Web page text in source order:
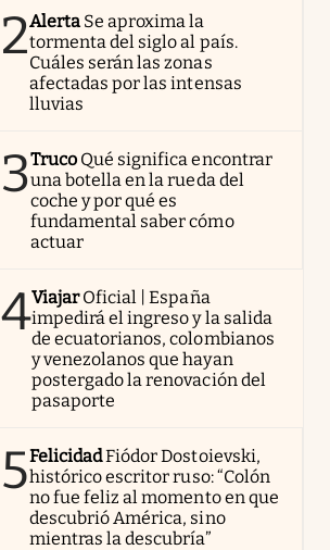
2Alerta Se aproxima la
tormenta del siglo al país.
Cuáles serán las zonas
afectadas por las intensas
lluvias
3Truco Qué significa encontrar
una botella en la rueda del
coche y por qué es
fundamental saber cómo
actuar
4Viajar Oficial | España
impedirá el ingreso y la salida
de ecuatorianos, colombianos
y venezolanos que hayan
postergado la renovación del
pasaporte
5FelicidadFiódor Dostoievski,
histórico escritor ruso: “Colón
no fue feliz al momento en que
descubrió América, sino
mientras la descubría”